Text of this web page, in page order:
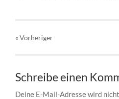
« Vorheriger
Schreibe einen
Deine E-Mail-Adresse wird